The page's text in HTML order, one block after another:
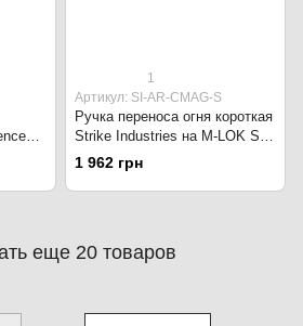
1
Артикул: SI-AR-CMAG-S
Ручка переноса огня короткая
Strike Industries на M-LOK SI-
AR-CMAG-S чёрная
1 962 грн
еще 20 товаров